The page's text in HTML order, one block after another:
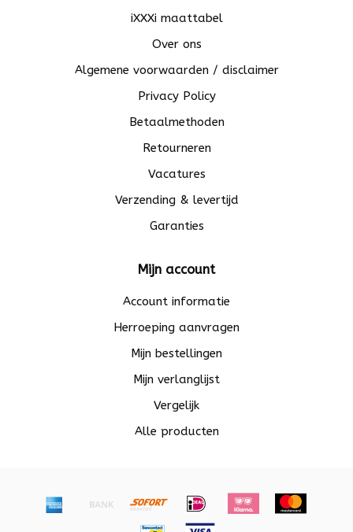
iXXXi maattabel
Over ons
Algemene voorwaarden / disclaimer
Privacy Policy
Betaalmethoden
Retourneren
Vacatures
Verzending & levertijd
Garanties
Mijn account
Account informatie
Herroeping aanvragen
Mijn bestellingen
Mijn verlanglijst
Vergelijk
Alle producten